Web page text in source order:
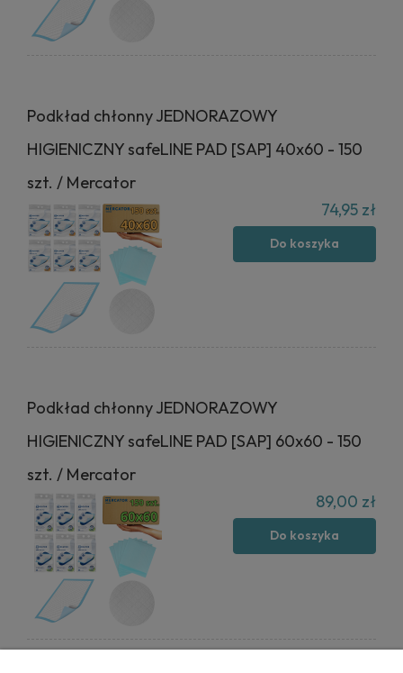
Podkład chłonny JEDNORAZOWY
HIGIENICZNY safeLINE PAD [SAP] 40x60 - 150
szt. / Mercator
74,95 zł
Do koszyka
Podkład chłonny JEDNORAZOWY
HIGIENICZNY safeLINE PAD [SAP] 60x60 - 150
szt. / Mercator
89,00 zł
Do koszyka